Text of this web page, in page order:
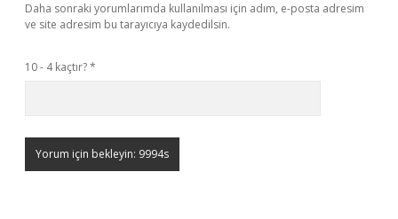
Daha sonraki yorumlarımda kullanılması için adım, e-posta adresim
ve site adresim bu tarayıcıya kaydedilsin.
10 - 4 kaçtır?*